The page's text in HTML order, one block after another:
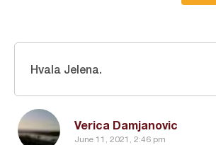
Verica Damjanovic
June 11, 2021, 2:46 pm
Hvala Jelena.